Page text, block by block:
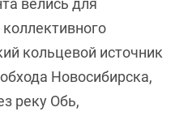
велись для
кольцевой источник
Новосибирска,
реку Обь,